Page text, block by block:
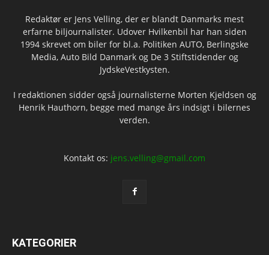
Redaktør er Jens Velling, der er blandt Danmarks mest
erfarne biljournalister. Udover Hvilkenbil har han siden
1994 skrevet om biler for bl.a. Politiken AUTO, Berlingske
Media, Auto Bild Danmark og De 3 Stiftstidender og
JydskeVestkysten.
I redaktionen sidder også journalisterne Morten Kjeldsen og
Henrik Hauthorn, begge med mange års indsigt i bilernes
verden.
Kontakt os: jens.velling@gmail.com
KATEGORIER